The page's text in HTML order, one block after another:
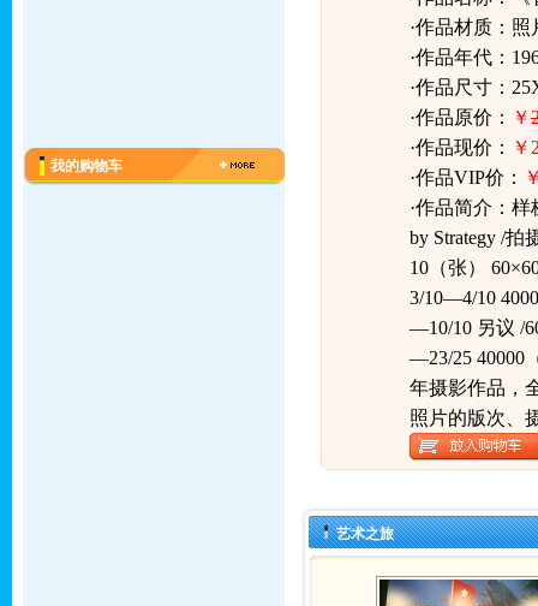
我的购物车
·作品材质：照
·作品年代：
·作品尺寸：
·作品原价：
￥
·作品现价：
￥
·作品VIP价：
·作品简介： 样
by Strategy /拍
10（张）
3/10—4/10
—10/10 另议 /
—23/25 40000
年摄影作品，
照片的版次、
艺术之旅